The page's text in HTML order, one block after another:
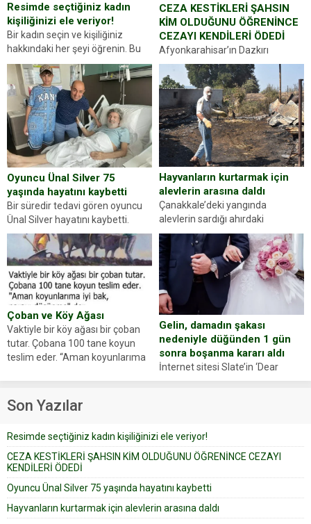
Resimde seçtiğiniz kadın
kişiliğinizi ele veriyor!
Bir kadın seçin ve kişiliğiniz
hakkındaki her şeyi öğrenin. Bu
kez karşınıza oldukça farklı bir
kişilik testiyle çıkıyoruz. Resimde
gördüğünüz kadın figürlerinden
dikkatinizi en...
CEZA KESTİKLERİ ŞAHSIN
KİM OLDUĞUNU ÖĞRENİNCE
CEZAYI KENDİLERİ ÖDEDİ
Afyonkarahisar’ın Dazkırı
ilçesinde trafik uygulaması
yapan jandarma ekipleri
durdurdukları bir otomobilin
sürücüsünden ehliyet ve ruhsat
sorup belgelerini istedi. Sürücü
Abdurrahman Ö.nün verdiği
evraklarda eksik olduğunu...
Oyuncu Ünal Silver 75
yaşında hayatını kaybetti
Bir süredir tedavi gören oyuncu
Ünal Silver hayatını kaybetti.
Haberi, oyuncunun menajerlik
ajansı duyurdu. Renda Güner,
sosyal medya hesabında “Usta
Oyuncumuz ve çok değerli
dostumuz...
Hayvanların kurtarmak için
alevlerin arasına daldı
Çanakkale’deki yangında
alevlerin sardığı ahırdaki
hayvanlarını kurtarmak isteyen
Zeki Demir (66) ölümden döndü.
Yüzünde ve ellerinde yanıklar
oluşan Demir, kâbus dolu anları
anlattı… Merkeze bağlı...
Çoban ve Köy Ağası
Vaktiyle bir köy ağası bir çoban
tutar. Çobana 100 tane koyun
teslim eder. “Aman koyunlarıma
Gelin, damadın şakası
nedeniyle düğünden 1 gün
sonra boşanma kararı aldı
İnternet sitesi Slate’in ‘Dear
Prudence’ isimli tavsiye köşesine
yapıştırdığı için düğünden...
Son Yazılar
Resimde seçtiğiniz kadın kişiliğinizi ele veriyor!
CEZA KESTİKLERİ ŞAHSIN KİM OLDUĞUNU ÖĞRENİNCE CEZAYI
KENDİLERİ ÖDEDİ
Oyuncu Ünal Silver 75 yaşında hayatını kaybetti
Hayvanların kurtarmak için alevlerin arasına daldı